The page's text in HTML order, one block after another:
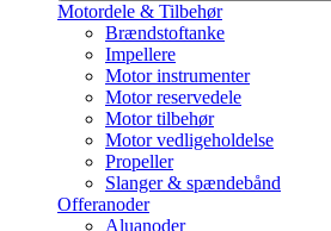
Motordele & Tilbehør
Brændstoftanke
Impellere
Motor instrumenter
Motor reservedele
Motor tilbehør
Motor vedligeholdelse
Propeller
Slanger & spændebånd
Offeranoder
Aluanoder